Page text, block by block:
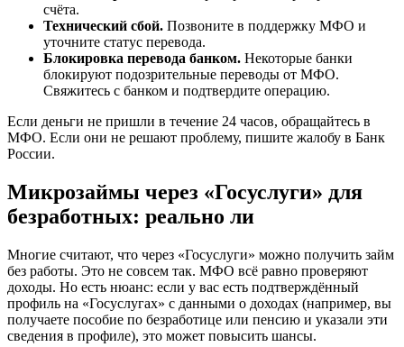
счёта.
Технический сбой. Позвоните в поддержку МФО и
уточните статус перевода.
Блокировка перевода банком. Некоторые банки
блокируют подозрительные переводы от МФО.
Свяжитесь с банком и подтвердите операцию.
Если деньги не пришли в течение 24 часов, обращайтесь в
МФО. Если они не решают проблему, пишите жалобу в Банк
России.
Микрозаймы через «Госуслуги» для
безработных: реально ли
Многие считают, что через «Госуслуги» можно получить займ
без работы. Это не совсем так. МФО всё равно проверяют
доходы. Но есть нюанс: если у вас есть подтверждённый
профиль на «Госуслугах» с данными о доходах (например, вы
получаете пособие по безработице или пенсию и указали эти
сведения в профиле), это может повысить шансы.